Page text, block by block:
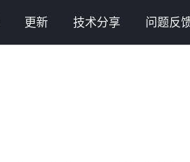
更新 技术分享 问题反